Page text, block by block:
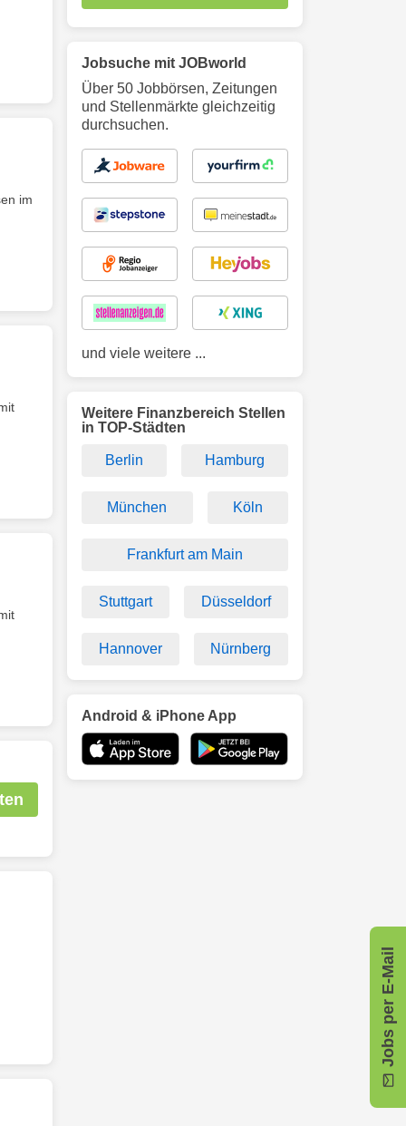
im
Jobs per E-Mail
Jobsuche mit JOBworld
Über 50 Jobbörsen, Zeitungen
und Stellenmärkte gleichzeitig
durchsuchen.
und viele weitere ...
Weitere Finanzbereich Stellen
in TOP-Städten
Berlin Hamburg
München Köln
Frankfurt am Main
Stuttgart Düsseldorf
Hannover Nürnberg
Android & iPhone App